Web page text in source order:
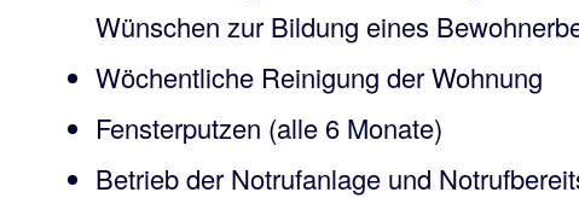
Wünschen zur Bildung eines
Wöchentliche Reinigung der Wohnung
Fensterputzen (alle 6 Monate)
Betrieb der Notrufanlage und